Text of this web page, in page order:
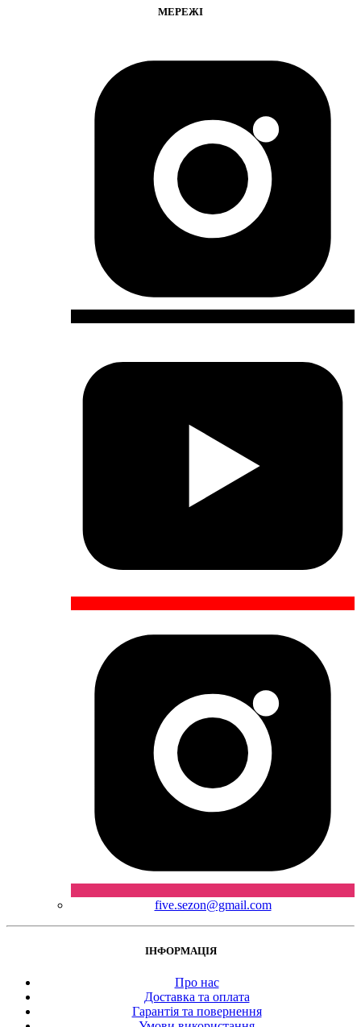
МЕРЕЖІ
five.sezon@gmail.com
ІНФОРМАЦІЯ
Про нас
Доставка та оплата
Гарантія та повернення